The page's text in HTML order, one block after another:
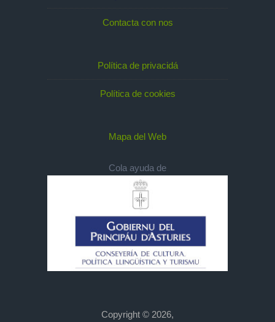
Contacta con nos
Política de privacidá
Política de cookies
Mapa del Web
Cola ayuda de
Copyright © 2026,